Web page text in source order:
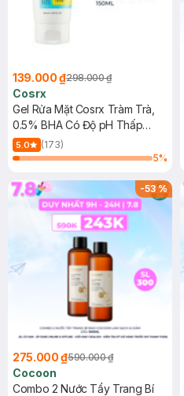
139.000 ₫298.000 ₫
Cosrx
Gel Rửa Mặt Cosrx Tràm Trà,
0.5% BHA Có Độ pH Thấp
150ml
5.0
(173)
5%
-53%
275.000 ₫590.000 ₫
Cocoon
Combo 2 Nước Tẩy Trang Bí